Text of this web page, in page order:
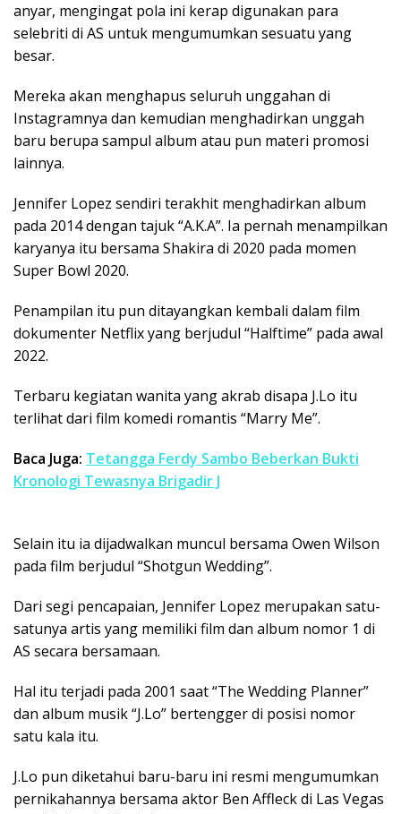
anyar, mengingat pola ini kerap digunakan para
selebriti di AS untuk mengumumkan sesuatu yang
besar.
Mereka akan menghapus seluruh unggahan di
Instagramnya dan kemudian menghadirkan unggah
baru berupa sampul album atau pun materi promosi
lainnya.
Jennifer Lopez sendiri terakhit menghadirkan album
pada 2014 dengan tajuk “A.K.A”. Ia pernah menampilkan
karyanya itu bersama Shakira di 2020 pada momen
Super Bowl 2020.
Penampilan itu pun ditayangkan kembali dalam film
dokumenter Netflix yang berjudul “Halftime” pada awal
2022.
Terbaru kegiatan wanita yang akrab disapa J.Lo itu
terlihat dari film komedi romantis “Marry Me”.
Baca Juga: Tetangga Ferdy Sambo Beberkan Bukti
Kronologi Tewasnya Brigadir J
Selain itu ia dijadwalkan muncul bersama Owen Wilson
pada film berjudul “Shotgun Wedding”.
Dari segi pencapaian, Jennifer Lopez merupakan satu-
satunya artis yang memiliki film dan album nomor 1 di
AS secara bersamaan.
Hal itu terjadi pada 2001 saat “The Wedding Planner”
dan album musik “J.Lo” bertengger di posisi nomor
satu kala itu.
J.Lo pun diketahui baru-baru ini resmi mengumumkan
pernikahannya bersama aktor Ben Affleck di Las Vegas